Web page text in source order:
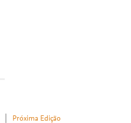
Próxima Edição